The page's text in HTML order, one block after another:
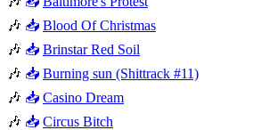
🎶 📥 Blood Of Christmas
🎶 📥 Brinstar Red Soil
🎶 📥 Burning sun (Shittrack #11)
🎶 📥 Casino Dream
🎶 📥 Circus Bitch